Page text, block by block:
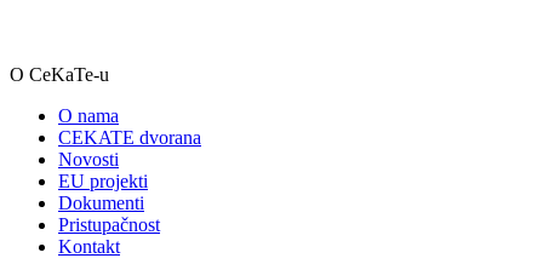
O CeKaTe-u
O nama
CEKATE dvorana
Novosti
EU projekti
Dokumenti
Pristupačnost
Kontakt